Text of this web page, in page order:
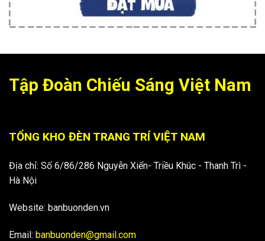
Tập Đoàn Chiếu Sáng Việt Nam
TỔNG KHO ĐÈN TRANG TRÍ VIỆT NAM
Địa chỉ: Số 6/86/286 Nguyễn Xiển- Triều Khúc - Thanh Trì -
Hà Nội
Website: banbuonden.vn
Email: banbuonden@gmail.com